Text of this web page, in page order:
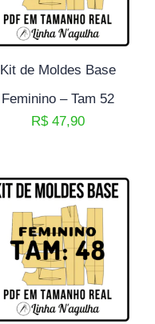
Kit de Moldes Base
Feminino – Tam 52
R$47,90